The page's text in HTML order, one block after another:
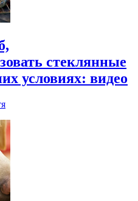
стеклянные
условиях: видео